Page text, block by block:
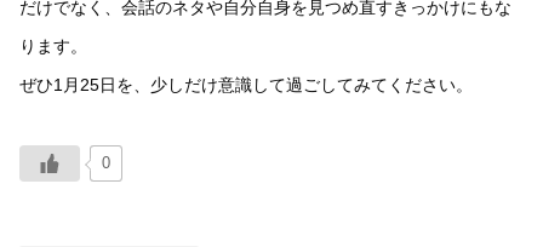
だけでなく、会話のネタや自分自身を見つめ直すきっかけにもな
ります。
ぜひ1月25日を、少しだけ意識して過ごしてみてください。
0